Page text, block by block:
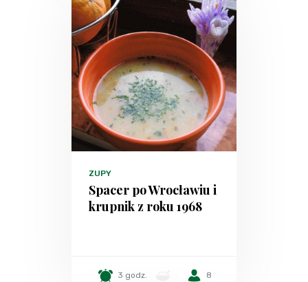
ZUPY
Spacer po Wrocławiu i
krupnik z roku 1968
3 godz. 8